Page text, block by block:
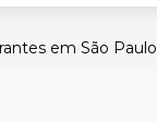
em São Paulo